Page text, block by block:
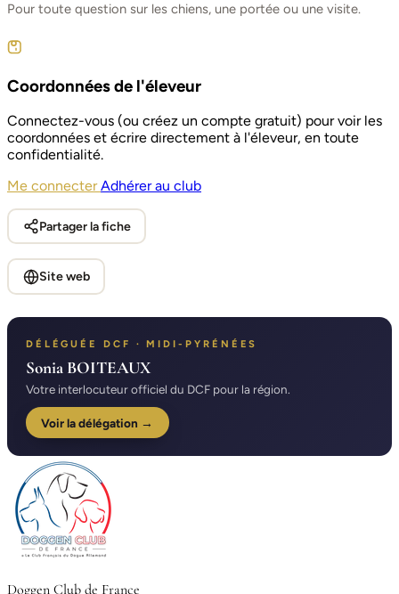
Pour toute question sur les chiens, une portée ou une visite.
Coordonnées de l'éleveur
Connectez-vous (ou créez un compte gratuit) pour voir les
coordonnées et écrire directement à l'éleveur, en toute
confidentialité.
Me connecterAdhérer au club
Partager la fiche
Site web
DÉLÉGUÉE DCF · MIDI-PYRÉNÉES
Sonia BOITEAUX
Votre interlocuteur officiel du DCF pour la région.
Voir la délégation →
Doggen Club de France